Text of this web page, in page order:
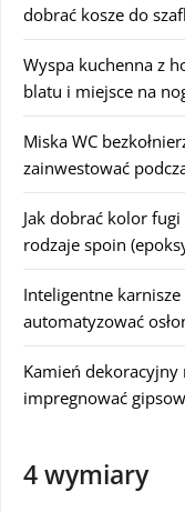
dobrać kosze do
Wyspa kuchenna z
blatu i miejsce na
Miska WC
zainwestować
Jak dobrać kolor fugi
rodzaje spoin
Inteligentne
automatyzować
Kamień dekoracyjny
impregnować
4 wymiary